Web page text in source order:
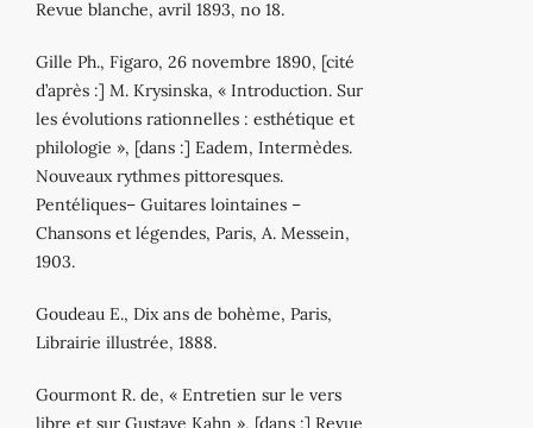
Revue blanche, avril 1893, no 18.
Gille Ph., Figaro, 26 novembre 1890, [cité
d’après :] M. Krysinska, « Introduction. Sur
les évolutions rationnelles : esthétique et
philologie », [dans :] Eadem, Intermèdes.
Nouveaux rythmes pittoresques.
Pentéliques– Guitares lointaines –
Chansons et légendes, Paris, A. Messein,
1903.
Goudeau E., Dix ans de bohème, Paris,
Librairie illustrée, 1888.
Gourmont R. de, « Entretien sur le vers
libre et sur Gustave Kahn », [dans :] Revue